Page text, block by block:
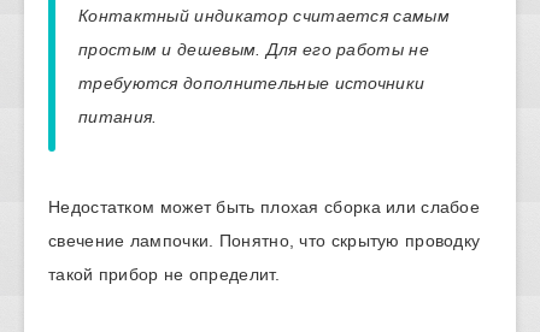
Контактный индикатор считается самым
простым и дешевым. Для его работы не
требуются дополнительные источники
питания.
Недостатком может быть плохая сборка или слабое
свечение лампочки. Понятно, что скрытую проводку
такой прибор не определит.